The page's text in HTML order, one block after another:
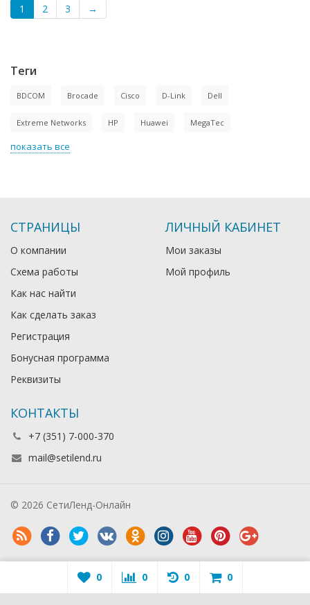
1 2 3 →
Теги
BDCOM Brocade Cisco D-Link Dell
Extreme Networks HP Huawei MegaTec
показать все
СТРАНИЦЫ
О компании
Схема работы
Как нас найти
Как сделать заказ
Регистрация
Бонусная программа
Реквизиты
ЛИЧНЫЙ КАБИНЕТ
Мои заказы
Мой профиль
КОНТАКТЫ
+7 (351) 7-000-370
mail@setilend.ru
© 2026 СетиЛенд-Онлайн
0 0 0 0